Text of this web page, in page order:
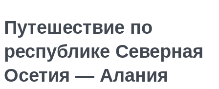
Путешествие по
республике Северная
Осетия — Алания